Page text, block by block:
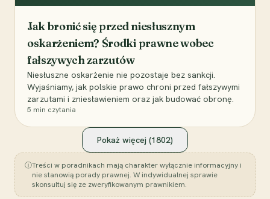
Jak bronić się przed niesłusznym
oskarżeniem? Środki prawne wobec
fałszywych zarzutów
Niesłuszne oskarżenie nie pozostaje bez sankcji.
Wyjaśniamy, jak polskie prawo chroni przed fałszywymi
zarzutami i zniesławieniem oraz jak budować obronę.
5 min czytania
Pokaż więcej (1802)
ⓘTreści w poradnikach mają charakter wyłącznie informacyjny i
nie stanowią porady prawnej. W indywidualnej sprawie
skonsultuj się ze zweryfikowanym prawnikiem.